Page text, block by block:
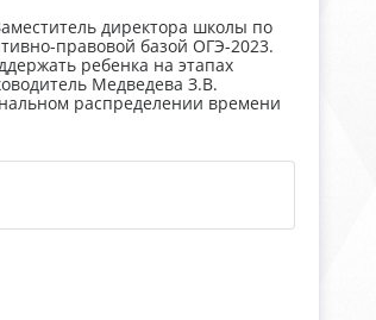
директора школы по
правовой базой ОГЭ-2023.
ребенка на этапах
Медведева З.В.
распределении времени